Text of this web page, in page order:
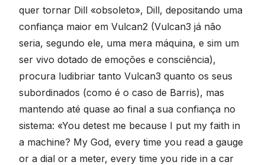
quer tornar Dill «obsoleto», Dill, depositando uma
confiança maior em Vulcan2 (Vulcan3 já não
seria, segundo ele, uma mera máquina, e sim um
ser vivo dotado de emoções e consciência),
procura ludibriar tanto Vulcan3 quanto os seus
subordinados (como é o caso de Barris), mas
mantendo até quase ao final a sua confiança no
sistema: «You detest me because I put my faith in
a machine? My God, every time you read a gauge
or a dial or a meter, every time you ride in a car